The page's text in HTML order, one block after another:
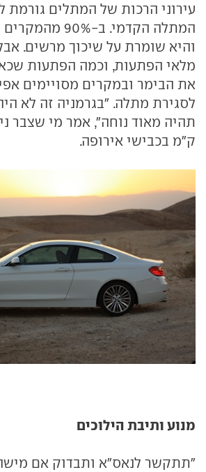
עירוני הרכות של המתלים גורמת
המתלה הקדמי. ב-
והיא שומרת על שיכוך מרשים.
מלאי הפתעות, וכמה הפתעות
את הבימר ובמקרים מסויימים
לסגירת מתלה. "בגרמניה זה לא
תהיה מאוד נוחה", אמר מי שצבר
ק"מ בכבישי אירופה.
מנוע ותיבת הילוכים
"תתקשר לנאס"א ותבדוק אם